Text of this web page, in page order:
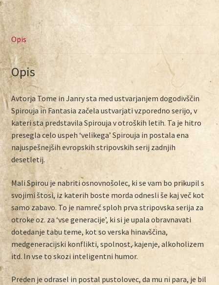
Opis
Opis
Avtorja Tome in Janry sta med ustvarjanjem dogodivščin
Spirouja in Fantasia začela ustvarjati vzporedno serijo, v
kateri sta predstavila Spirouja v otroških letih. Ta je hitro
presegla celo uspeh ‘velikega’ Spirouja in postala ena
najuspešnejših evropskih stripovskih serij zadnjih
desetletij.
Mali Spirou je nabriti osnovnošolec, ki se vam bo prikupil s
svojimi štosi, iz katerih boste morda odnesli še kaj več kot
samo zabavo. To je namreč sploh prva stripovska serija za
otroke oz. za ‘vse generacije’, ki si je upala obravnavati
dotedanje tabu teme, kot so verska hinavščina,
medgeneracijski konflikti, spolnost, kajenje, alkoholizem
itd. In vse to skozi inteligentni humor.
Preden je odrasel in postal pustolovec, da mu ni para, je bil